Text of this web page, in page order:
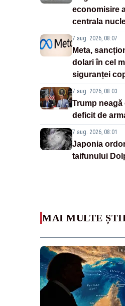
economisire
centrala
7 aug. 2026, 08:07
Meta,
dolari în cel
siguranței
7 aug. 2026, 08:03
Trump
deficit de
7 aug. 2026, 08:01
Japonia
taifunului
MAI MULTE